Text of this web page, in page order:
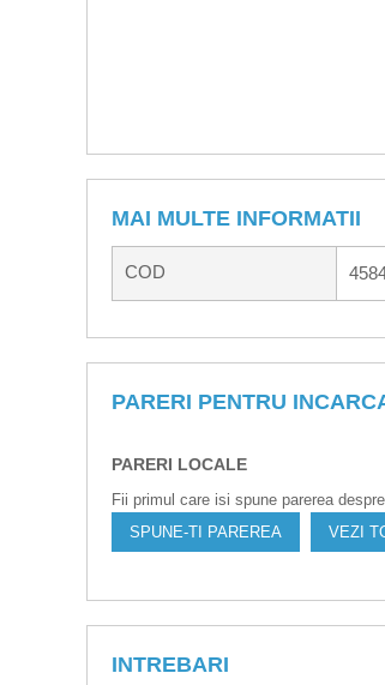
MAI MULTE INFORMATII
COD
PARERI PENTRU
PARERI LOCALE
Fii primul care isi spune parerea
SPUNE-TI PAREREA
VEZI
INTREBARI